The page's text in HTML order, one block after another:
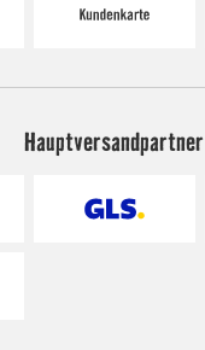
Hauptversandpartner